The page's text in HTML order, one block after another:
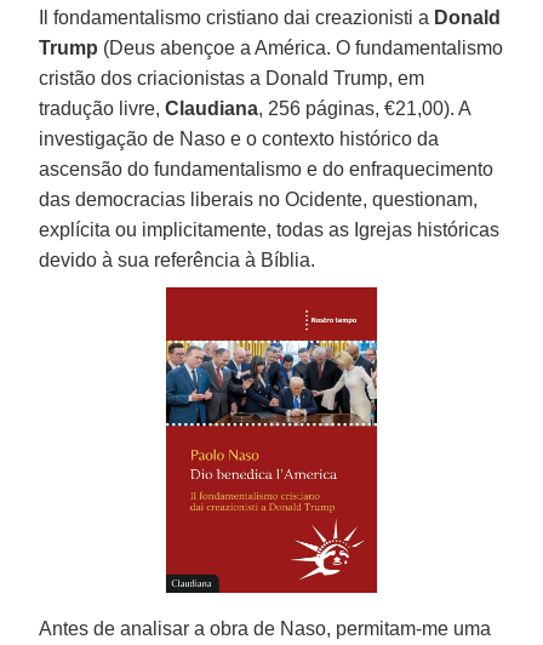
Il fondamentalismo cristiano dai creazionisti a Donald
Trump (Deus abençoe a América. O fundamentalismo
cristão dos criacionistas a Donald Trump, em
tradução livre,Claudiana, 256 páginas, €21,00). A
investigação de Naso e o contexto histórico da
ascensão do fundamentalismo e do enfraquecimento
das democracias liberais no Ocidente, questionam,
explícita ou implicitamente, todas as Igrejas históricas
devido à sua referência à Bíblia.
Antes de analisar a obra de Naso, permitam-me uma